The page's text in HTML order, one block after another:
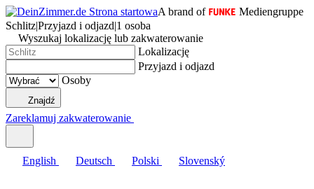
A brand of
Mediengruppe
Schlitz|Przyjazd i odjazd|1 osoba
Wyszukaj lokalizację lub zakwaterowanie
Lokalizację
Przyjazd i odjazd
Osoby
Znajdź
Zareklamuj zakwaterowanie
English Deutsch Polski Slovenský